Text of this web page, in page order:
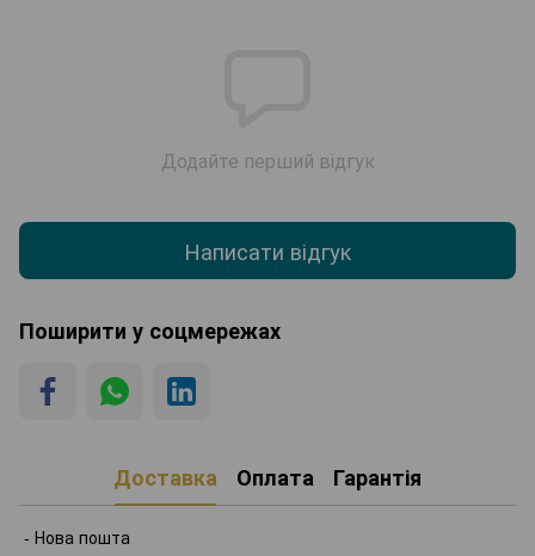
Додайте перший відгук
Написати відгук
Поширити у соцмережах
Доставка Оплата Гарантія
- Нова пошта